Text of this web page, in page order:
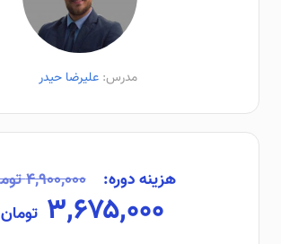
مدرس: علیرضا حیدر
هزینه دوره: ۴,۹۰۰,۰۰۰ تومان
۳,۶۷۵,۰۰۰ تومان